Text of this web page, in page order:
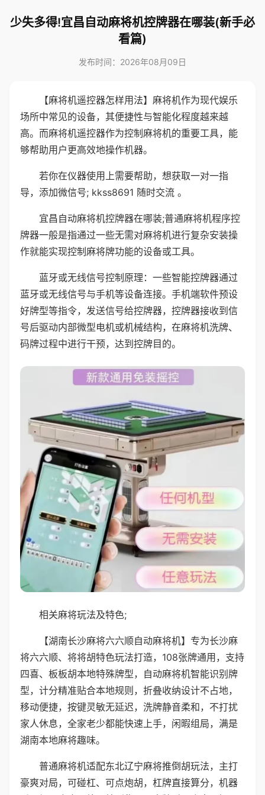
少失多得!宜昌自动麻将机控牌器在哪装(新手必
看篇)
发布时间：2026年08月09日
【麻将机遥控器怎样用法】麻将机作为现代娱乐
场所中常见的设备，其便捷性与智能化程度越来越
高。而麻将机遥控器作为控制麻将机的重要工具，能
够帮助用户更高效地操作机器。
若你在仪器使用上需要帮助，想获取一对一指
导，添加微信号; kkss8691 随时交流 。
宜昌自动麻将机控牌器在哪装;普通麻将机程序控
牌器一般是指通过一些无需对麻将机进行复杂安装操
作就能实现控制麻将牌功能的设备或工具。
蓝牙或无线信号控制原理：一些智能控牌器通过
蓝牙或无线信号与手机等设备连接。手机端软件预设
好牌型等指令，发送信号给控牌器，控牌器接收到信
号后驱动内部微型电机或机械结构，在麻将机洗牌、
码牌过程中进行干预，达到控牌目的。
相关麻将玩法及特色;
【湖南长沙麻将六六顺自动麻将机】专为长沙麻
将六六顺、将将胡特色玩法打造，108张牌通用，支持
四喜、板板胡本地特殊牌型，自动麻将机智能识别牌
型，计分精准贴合本地规则，折叠收纳设计不占地，
移动便捷，按键灵敏无延迟，洗牌静音柔和，不打扰
家人休息，全家老少都能快速上手，闲暇组局，满是
湖南本地麻将趣味。
普通麻将机适配东北辽宁麻将推倒胡玩法，主打
豪爽对局，可碰杠、可点炮胡，杠牌直接算分，机器